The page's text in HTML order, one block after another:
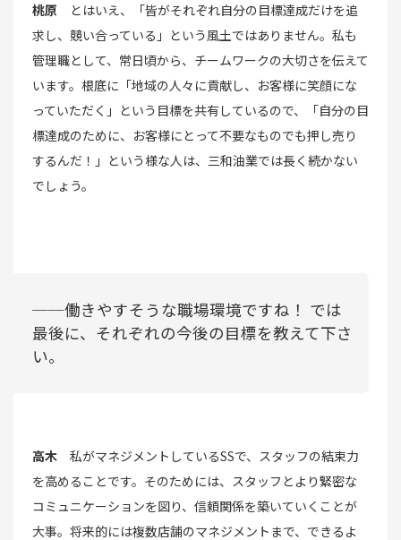
桃原 とはいえ、「皆がそれぞれ自分の目標達成だけを追
求し、競い合っている」という風土ではありません。私も
管理職として、常日頃から、チームワークの大切さを伝えて
います。根底に「地域の人々に貢献し、お客様に笑顔にな
っていただく」という目標を共有しているので、「自分の目
標達成のために、お客様にとって不要なものでも押し売り
するんだ！」という様な人は、三和油業では長く続かない
でしょう。
──働きやすそうな職場環境ですね！ では
最後に、それぞれの今後の目標を教えて下さ
い。
高木 私がマネジメントしているSSで、スタッフの結束力
を高めることです。そのためには、スタッフとより緊密な
コミュニケーションを図り、信頼関係を築いていくことが
大事。将来的には複数店舗のマネジメントまで、できるよ